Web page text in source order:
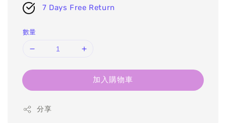
7 Days Free Return
數量
加入購物車
分享